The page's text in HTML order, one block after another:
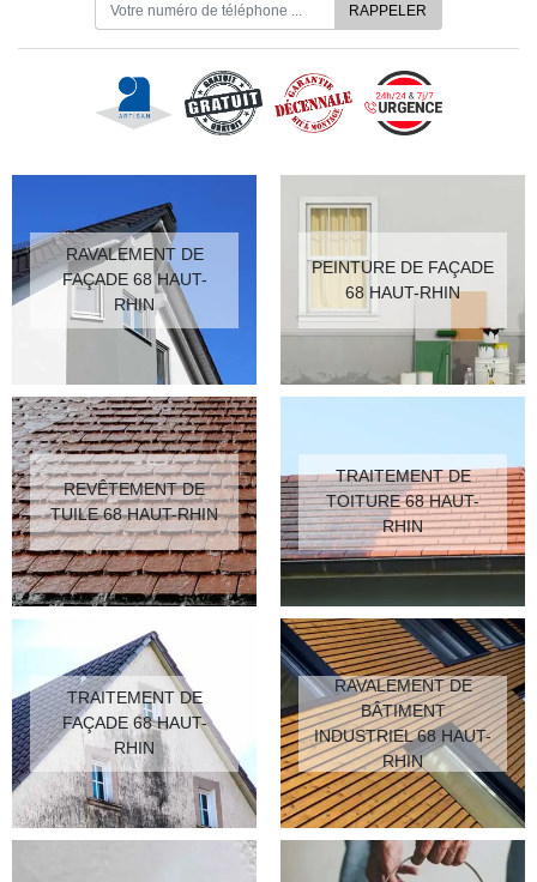
RAVALEMENT DE
FAÇADE 68 HAUT-
RHIN
PEINTURE DE FAÇADE
68 HAUT-RHIN
REVÊTEMENT DE
TUILE 68 HAUT-RHIN
TRAITEMENT DE
TOITURE 68 HAUT-
RHIN
TRAITEMENT DE
FAÇADE 68 HAUT-
RHIN
RAVALEMENT DE
BÂTIMENT
INDUSTRIEL 68 HAUT-
RHIN